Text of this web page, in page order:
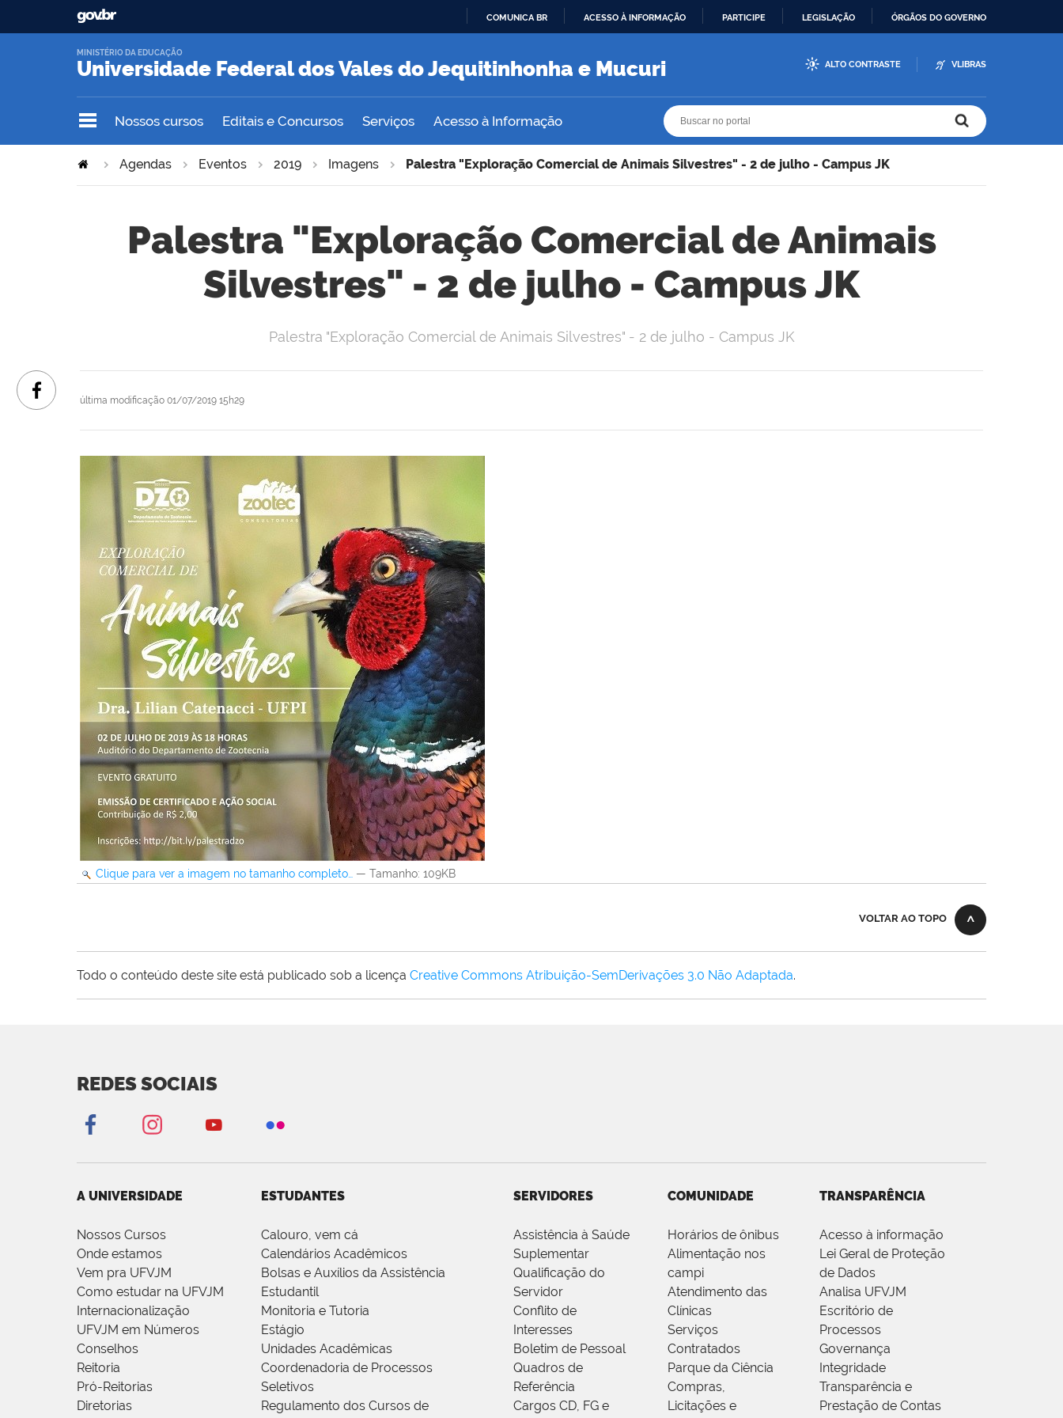
O
COMUNICA BR ACESSO À INFORMAÇÃO PARTICIPE LEGISLAÇÃO ÓRGÃOS DO GOVERNO
Universidade Federal dos Vales do Jequitinhonha e Mucuri
MINISTÉRIO DA EDUCAÇÃO
ALTO CONTRASTE VLIBRAS
Nossos cursos Editais e Concursos Serviços Acesso à Informação
Agendas Eventos 2019 Imagens Palestra "Exploração Comercial de Animais Silvestres" - 2 de julho - Campus JK
Palestra "Exploração Comercial de Animais
Silvestres" - 2 de julho - Campus JK
última modificação 01/07/2019 15h29
Palestra "Exploração Comercial de Animais Silvestres" - 2 de julho - Campus JK
Clique para ver a imagem no tamanho completo… — Tamanho: 109KB
VOLTAR AO TOPO
Todo o conteúdo deste site está publicado sob a licença Creative Commons Atribuição-SemDerivações 3.0 Não Adaptada.
REDES SOCIAIS
A UNIVERSIDADE
Nossos Cursos
Onde estamos
Vem pra UFVJM
Como estudar na UFVJM
Internacionalização
UFVJM em Números
Conselhos
Reitoria
Pró-Reitorias
Diretorias
ESTUDANTES
Calouro, vem cá
Calendários Acadêmicos
Bolsas e Auxílios da Assistência
Estudantil
Monitoria e Tutoria
Estágio
Unidades Acadêmicas
Coordenadoria de Processos
Seletivos
Regulamento dos Cursos de
SERVIDORES
Assistência à Saúde
Suplementar
Qualificação do
Servidor
Conflito de
Interesses
Boletim de Pessoal
Quadros de
Referência
Cargos CD, FG e
COMUNIDADE
Horários de ônibus
Alimentação nos
campi
Atendimento das
Clínicas
Serviços
Contratados
Parque da Ciência
Compras,
Licitações e
TRANSPARÊNCIA
Acesso à informação
Lei Geral de Proteção
de Dados
Analisa UFVJM
Escritório de
Processos
Governança
Integridade
Transparência e
Prestação de Contas